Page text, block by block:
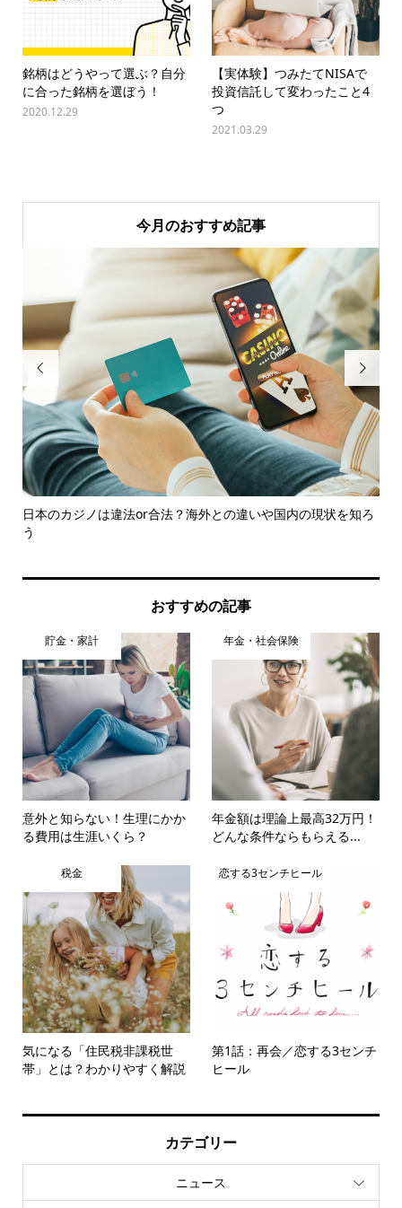
銘柄はどうやって選ぶ？自分
に合った銘柄を選ぼう！
2020.12.29
【実体験】つみたてNISAで
投資信託して変わったこと4
つ
2021.03.29
今月のおすすめ記事

日本のカジノは違法or合法？海外との違いや国内の現状を知ろ
う

おすすめの記事
貯金・家計
意外と知らない！生理にかか
る費用は生涯いくら？
年金・社会保険
年金額は理論上最高32万円！
どんな条件ならもらえる...
税金
気になる「住民税非課税世
帯」とは？わかりやすく解説
恋する3センチヒール
第1話：再会／恋する3センチ
ヒール
カテゴリー
ニュース